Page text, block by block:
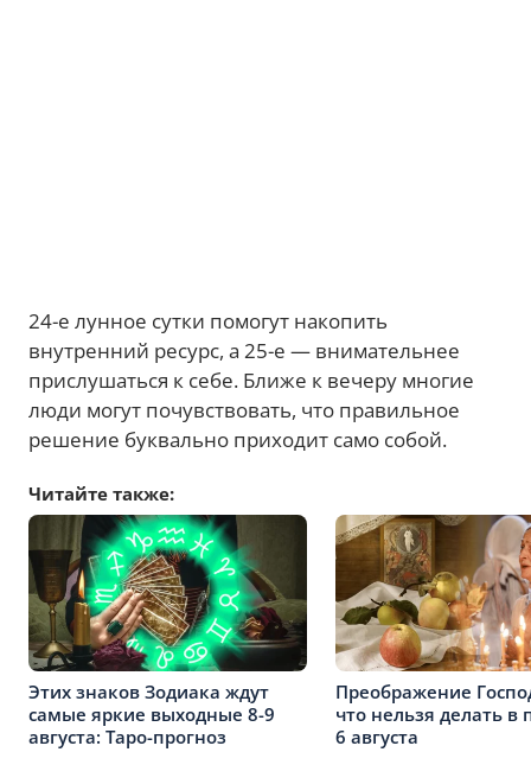
24-е лунное сутки помогут накопить
внутренний ресурс, а 25-е — внимательнее
прислушаться к себе. Ближе к вечеру многие
люди могут почувствовать, что правильное
решение буквально приходит само собой.
Читайте также:
Этих знаков Зодиака ждут
самые яркие выходные 8-9
августа: Таро-прогноз
Преображение
что нельзя делать в
6 августа